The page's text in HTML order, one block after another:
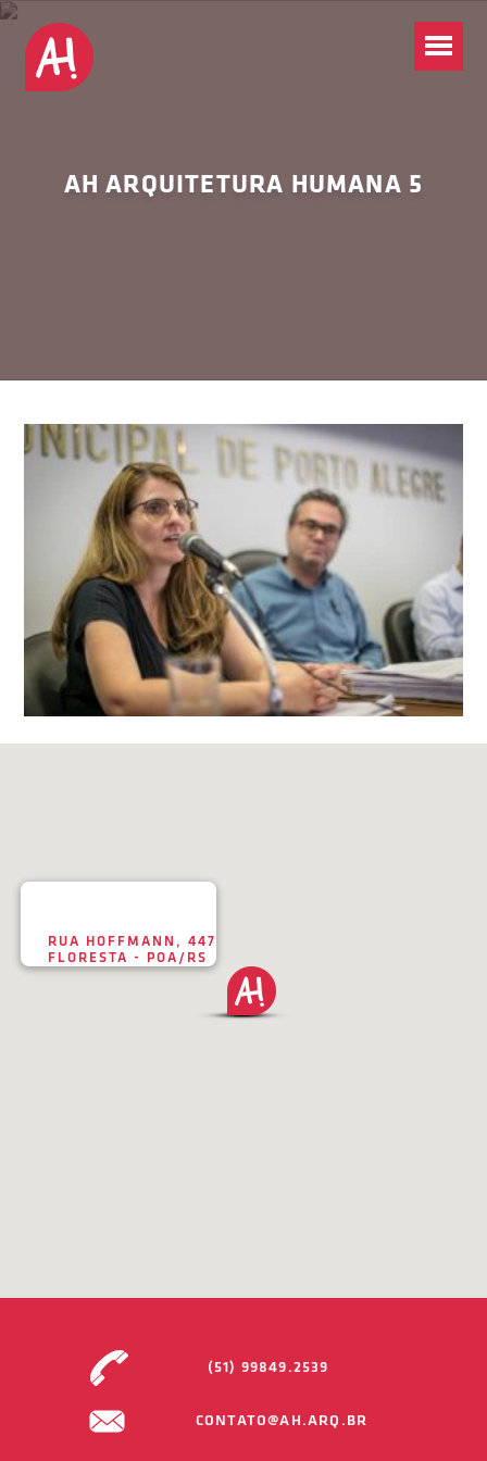
AH ARQUITETURA HUMANA 5
RUA HOFFMANN, 447
FLORESTA - POA/RS
(51) 99849.2539
CONTATO@AH.ARQ.BR